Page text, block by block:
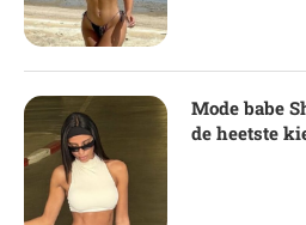
Mode babe
de heetste